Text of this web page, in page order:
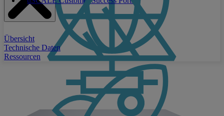
Übersicht
Technische Daten
Ressourcen